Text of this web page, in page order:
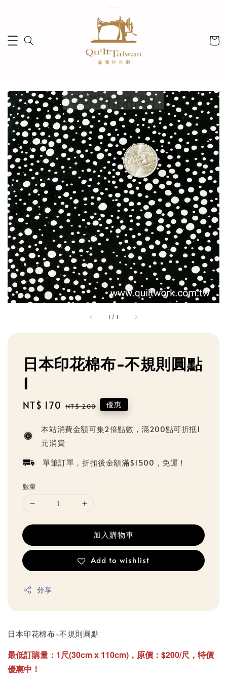
1 / 1
日本印花棉布-不規則圓點
1
Sale
NT$ 170 Regular
NT$ 200 優惠
本站消費金額可集2倍點數，滿200點可折抵1
元消費
單筆訂單，折扣後金額滿$1500，免運！
數量
加入購物車
Add to wishlist
分享
日本印花棉布-不規則圓點
最低訂購量：1尺(30cm x 110cm)，原價：$200/尺，特價
優惠中！